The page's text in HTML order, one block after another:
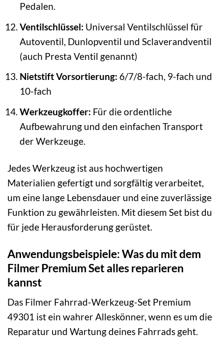
Pedalen.
Ventilschlüssel: Universal Ventilschlüssel für
Autoventil, Dunlopventil und Sclaverandventil
(auch Presta Ventil genannt)
Nietstift Vorsortierung: 6/7/8-fach, 9-fach und
10-fach
Werkzeugkoffer: Für die ordentliche
Aufbewahrung und den einfachen Transport
der Werkzeuge.
Jedes Werkzeug ist aus hochwertigen
Materialien gefertigt und sorgfältig verarbeitet,
um eine lange Lebensdauer und eine zuverlässige
Funktion zu gewährleisten. Mit diesem Set bist du
für jede Herausforderung gerüstet.
Anwendungsbeispiele: Was du mit dem
Filmer Premium Set alles reparieren
kannst
Das Filmer Fahrrad-Werkzeug-Set Premium
49301 ist ein wahrer Alleskönner, wenn es um die
Reparatur und Wartung deines Fahrrads geht.